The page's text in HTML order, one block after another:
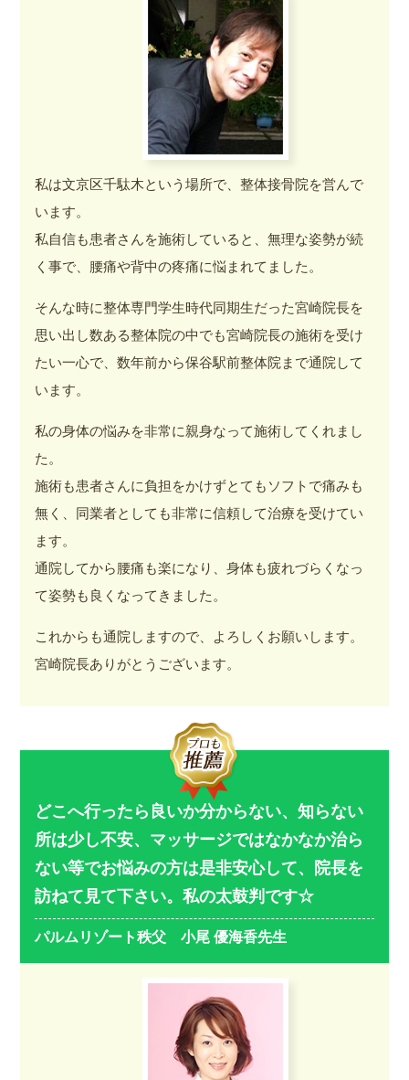
私は文京区千駄木という場所で、整体接骨院を営んで
います。
私自信も患者さんを施術していると、無理な姿勢が続
く事で、腰痛や背中の疼痛に悩まれてました。
そんな時に整体専門学生時代同期生だった宮崎院長を
思い出し数ある整体院の中でも宮崎院長の施術を受け
たい一心で、数年前から保谷駅前整体院まで通院して
います。
私の身体の悩みを非常に親身なって施術してくれまし
た。
施術も患者さんに負担をかけずとてもソフトで痛みも
無く、同業者としても非常に信頼して治療を受けてい
ます。
通院してから腰痛も楽になり、身体も疲れづらくなっ
て姿勢も良くなってきました。
これからも通院しますので、よろしくお願いします。
宮崎院長ありがとうございます。
どこへ行ったら良いか分からない、知らない
所は少し不安、マッサージではなかなか治ら
ない等でお悩みの方は是非安心して、院長を
訪ねて見て下さい。私の太鼓判です☆
パルムリゾート秩父 小尾 優海香先生